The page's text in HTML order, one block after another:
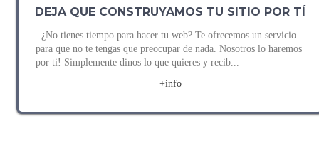
DEJA QUE CONSTRUYAMOS TU SITIO POR TÍ
¿No tienes tiempo para hacer tu web? Te ofrecemos un servicio
para que no te tengas que preocupar de nada. Nosotros lo haremos
por ti! Simplemente dinos lo que quieres y recib...
+info